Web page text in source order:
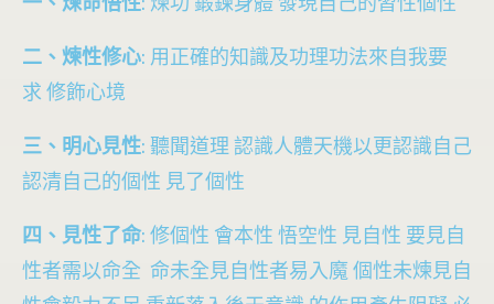
二、煉性修心: 用正確的知識及功理功法來自我要
求 修飾心境
三、明心見性: 聽聞道理 認識人體天機以更認識自己
認清自己的個性 見了個性
四、見性了命: 修個性 會本性 悟空性 見自性 要見自
性者需以命全 命未全見自性者易入魔 個性未煉見自